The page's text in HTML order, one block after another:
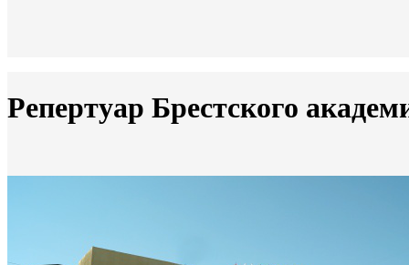
Репертуар Брестского